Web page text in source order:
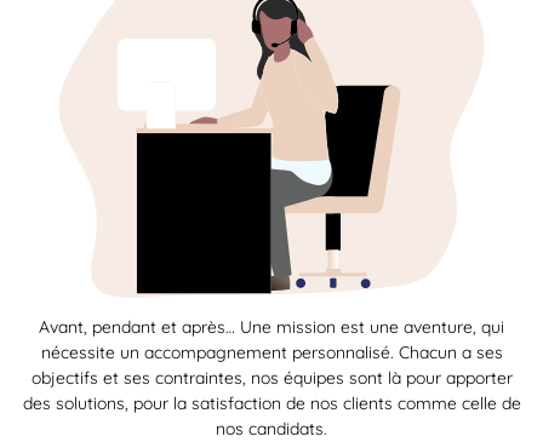
Avant, pendant et après… Une mission est une aventure, qui
nécessite un accompagnement personnalisé. Chacun a ses
objectifs et ses contraintes, nos équipes sont là pour apporter
des solutions, pour la satisfaction de nos clients comme celle de
nos candidats.